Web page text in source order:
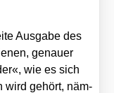
Aus­ga­be des
genau­er
wie es sich
wird gehört, näm­